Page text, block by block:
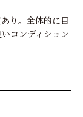
り。全体的に目
コンディション